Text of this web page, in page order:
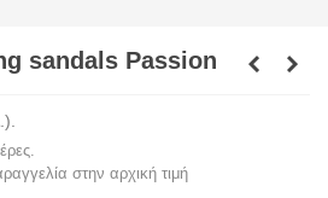
sandals Passion
στην αρχική τιμή